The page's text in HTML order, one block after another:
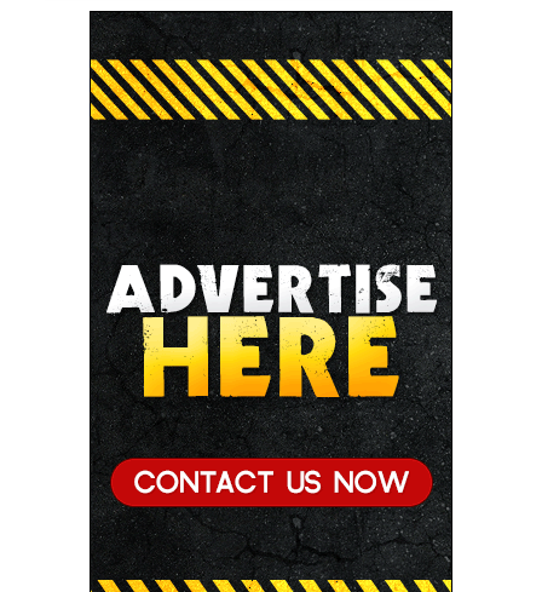
● छिंदवाड़ा को औद्योगिक हब बनाने की दिशा में तेज होंगे प्रयास :
मुख्यमंत्री डॉ. यादव
● जन सेवा में संवेदनशीलता ही सुशासन की पहचान : मुख्यमंत्री
डॉ. यादव
● प्रशिक्षु छात्राएं आत्मविश्वास रखें, तकनीकी दक्षता के साथ
अपनी जड़ों से जुड़े : मुख्यमंत्री डॉ. यादव